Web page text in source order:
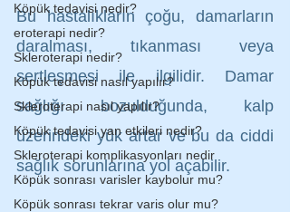
Köpük tedavisi nedir?
eroterapi nedir?
Skleroterapi nedir?
Köpük tedavisi nasıl yapılır?
Skleroterapi nasıl yapılır?
Köpük tedavisi yan etkileri nedir?
Skleroterapi komplikasyonları nedir
Köpük sonrası varisler kaybolur mu?
Köpük sonrası tekrar varis olur mu?
Bu hastalıkların çoğu, damarların
daralması, tıkanması veya
sertleşmesi ile ilgilidir. Damar
sağlığı bozulduğunda, kalp
üzerindeki yük artar ve bu da ciddi
sağlık sorunlarına yol açabilir.